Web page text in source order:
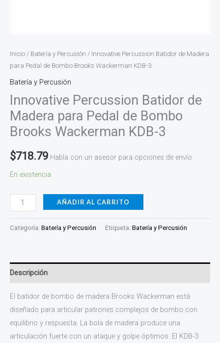
Inicio / Batería y Percusión / Innovative Percussion Batidor de Madera
para Pedal de Bombo Brooks Wackerman KDB-3
Batería y Percusión
Innovative Percussion Batidor de
Madera para Pedal de Bombo
Brooks Wackerman KDB-3
$718.79 Habla con un asesor para opciones de envío
En existencia
AÑADIR AL CARRITO
Categoría: Batería y Percusión Etiqueta: Batería y Percusión
Descripción
El batidor de bombo de madera Brooks Wackerman está
diseñado para articular patrones complejos de bombo con
equilibrio y respuesta. La bola de madera produce una
articulación fuerte con un ataque y golpe óptimos. El KDB-3